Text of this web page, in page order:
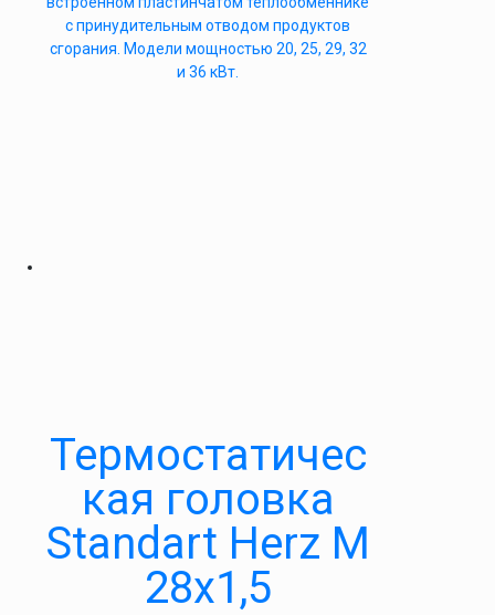
с принудительным отводом продуктов
сгорания. Модели мощностью 20, 25, 29, 32
и 36 кВт.
Термостатичес
кая головка
Standart Herz М
28х1,5